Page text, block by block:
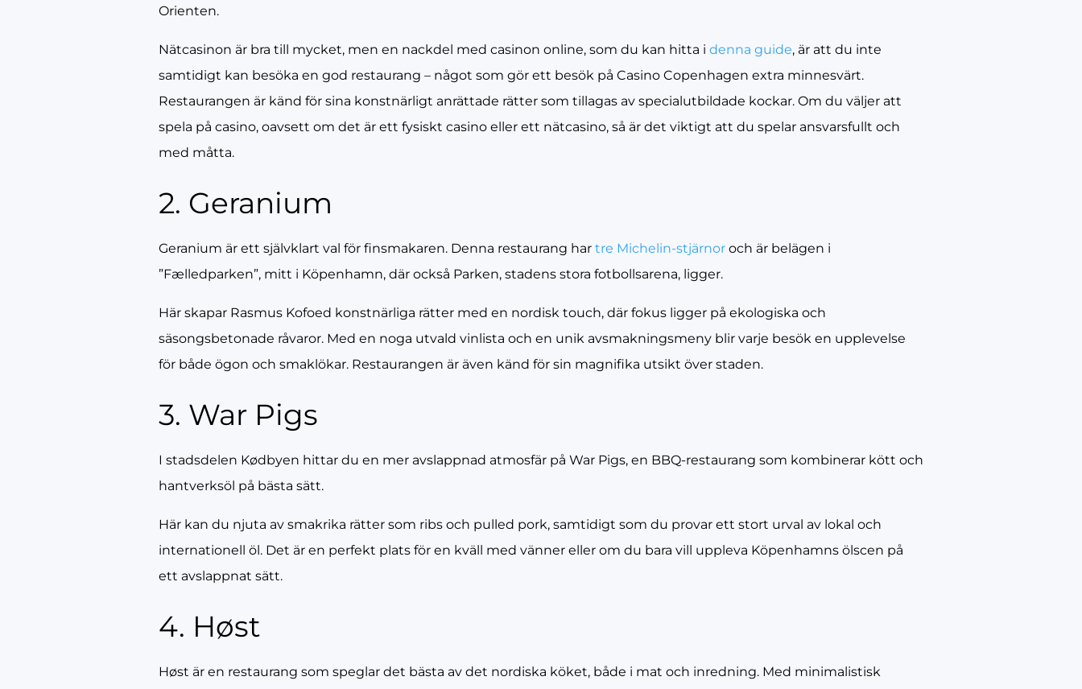
Orienten.
Nätcasinon är bra till mycket, men en nackdel med casinon online, som du kan hitta i denna guide, är att du inte
samtidigt kan besöka en god restaurang – något som gör ett besök på Casino Copenhagen extra minnesvärt.
Restaurangen är känd för sina konstnärligt anrättade rätter som tillagas av specialutbildade kockar​. Om du väljer att
spela på casino, oavsett om det är ett fysiskt casino eller ett nätcasino, så är det viktigt att du spelar ansvarsfullt och
med måtta.
2. Geranium
Geranium är ett självklart val för finsmakaren. Denna restaurang har tre Michelin-stjärnor och är belägen i
”Fælledparken”, mitt i Köpenhamn, där också Parken, stadens stora fotbollsarena, ligger.
Här skapar Rasmus Kofoed konstnärliga rätter med en nordisk touch, där fokus ligger på ekologiska och
säsongsbetonade råvaror. Med en noga utvald vinlista och en unik avsmakningsmeny blir varje besök en upplevelse
för både ögon och smaklökar. Restaurangen är även känd för sin magnifika utsikt över staden.
3. War Pigs
I stadsdelen Kødbyen hittar du en mer avslappnad atmosfär på War Pigs, en BBQ-restaurang som kombinerar kött och
hantverksöl på bästa sätt.
Här kan du njuta av smakrika rätter som ribs och pulled pork, samtidigt som du provar ett stort urval av lokal och
internationell öl. Det är en perfekt plats för en kväll med vänner eller om du bara vill uppleva Köpenhamns ölscen på
ett avslappnat sätt.
4. Høst
Høst är en restaurang som speglar det bästa av det nordiska köket, både i mat och inredning. Med minimalistisk